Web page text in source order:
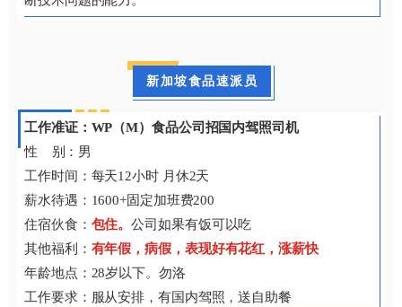
新加坡食品速派员
工作准证：WP（M）食品公司招国内驾照司机
性 别：男
工作时间：每天12小时 月休2天
薪水待遇：1600+固定加班费200
住宿伙食： 包住。公司如果有饭可以吃
其他福利： 有年假，病假，表现好有花红，涨薪快
年龄地点：28岁以下。勿洛
工作要求：服从安排，有国内驾照，送自助餐